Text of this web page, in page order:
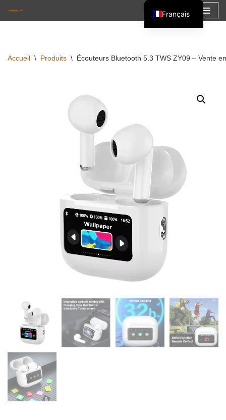
contenu
Accueil \ Produits \ Écouteurs Bluetooth 5.3 TWS ZY09 – Vente
Français
English